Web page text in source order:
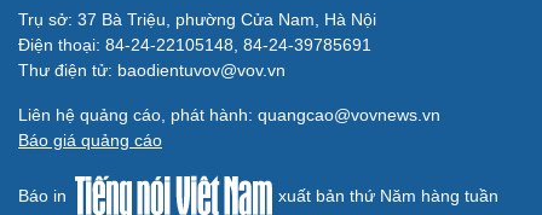
Trụ sở: 37 Bà Triệu, phường Cửa Nam, Hà Nội
Điện thoại: 84-24-22105148, 84-24-39785691
Thư điện tử: baodientuvov@vov.vn
Liên hệ quảng cáo, phát hành: quangcao@vovnews.vn
Báo giá quảng cáo
Báo in xuất bản thứ Năm hàng tuần